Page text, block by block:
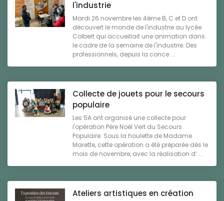
l'industrie
Mardi 26 novembre les 4ème B, C et D ont
découvert le monde de l'industrie au lycée
Colbert qui accueillait une animation dans
le cadre de la semaine de l'industrie. Des
professionnels, depuis la conce ...
Collecte de jouets pour le secours
populaire
Les 5A ont organisé une collecte pour
l'opération Père Noël Vert du Secours
Populaire. Sous la houlette de Madame
Marette, cette opération a été préparée dès le
mois de novembre, avec la réalisation d’ ...
Ateliers artistiques en création